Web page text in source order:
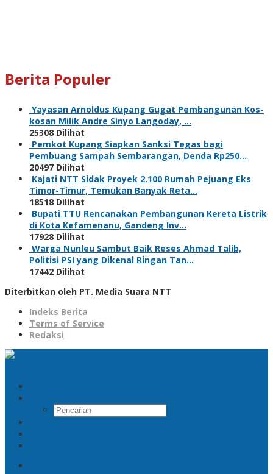
Berita Populer
Yayasan Arnoldus Kupang Gugat Pembangunan Kos-
kosan Milik Andre Sinyo Langoday, …
25308 Dilihat
Pemkot Kupang Siapkan Sanksi Tegas bagi
Pembuang Sampah Sembarangan, Denda Rp250…
20497 Dilihat
Kajati NTT Sidak Proyek 2.100 Rumah Pejuang Eks
Timor-Timur, Temukan Banyak Reta…
18518 Dilihat
Bupati TTU Rencanakan Pembangunan Kereta Listrik
di Kota Kefamenanu, Gandeng Inv…
17928 Dilihat
Warga Nunleu Sambut Baik Reses Ahmad Talib,
Politisi PSI yang Dikenal Ringan Tan…
17442 Dilihat
Diterbitkan oleh PT. Media Suara NTT
Indeks Berita
Terms of Service
Redaksi